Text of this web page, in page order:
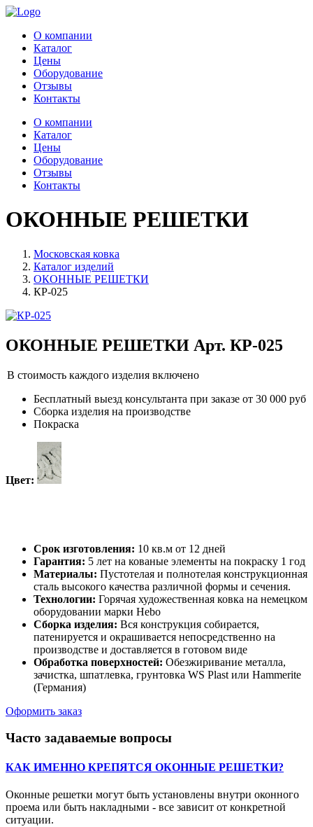
О компании
Каталог
Цены
Оборудование
Отзывы
Контакты
О компании
Каталог
Цены
Оборудование
Отзывы
Контакты
ОКОННЫЕ РЕШЕТКИ
Московская ковка
Каталог изделий
ОКОННЫЕ РЕШЕТКИ
КР-025
ОКОННЫЕ РЕШЕТКИ Арт. КР-025
В стоимость каждого изделия включено
Бесплатный выезд консультанта при заказе от 30 000 руб
Сборка изделия на производстве
Покраска
Цвет:
Срок изготовления: 10 кв.м от 12 дней
Гарантия: 5 лет на кованые элементы на покраску 1 год
Материалы: Пустотелая и полнотелая конструкционная
сталь высокого качества различной формы и сечения.
Технологии: Горячая художественная ковка на немецком
оборудовании марки Hebo
Сборка изделия: Вся конструкция собирается,
патенируется и окрашивается непосредственно на
производстве и доставляется в готовом виде
Обработка поверхностей: Обезжиривание металла,
зачистка, шпатлевка, грунтовка WS Plast или Hammerite
(Германия)
Оформить заказ
Часто задаваемые вопросы
КАК ИМЕННО КРЕПЯТСЯ ОКОННЫЕ РЕШЕТКИ?
Оконные решетки могут быть установлены внутри оконного
проема или быть накладными - все зависит от конкретной
ситуации.